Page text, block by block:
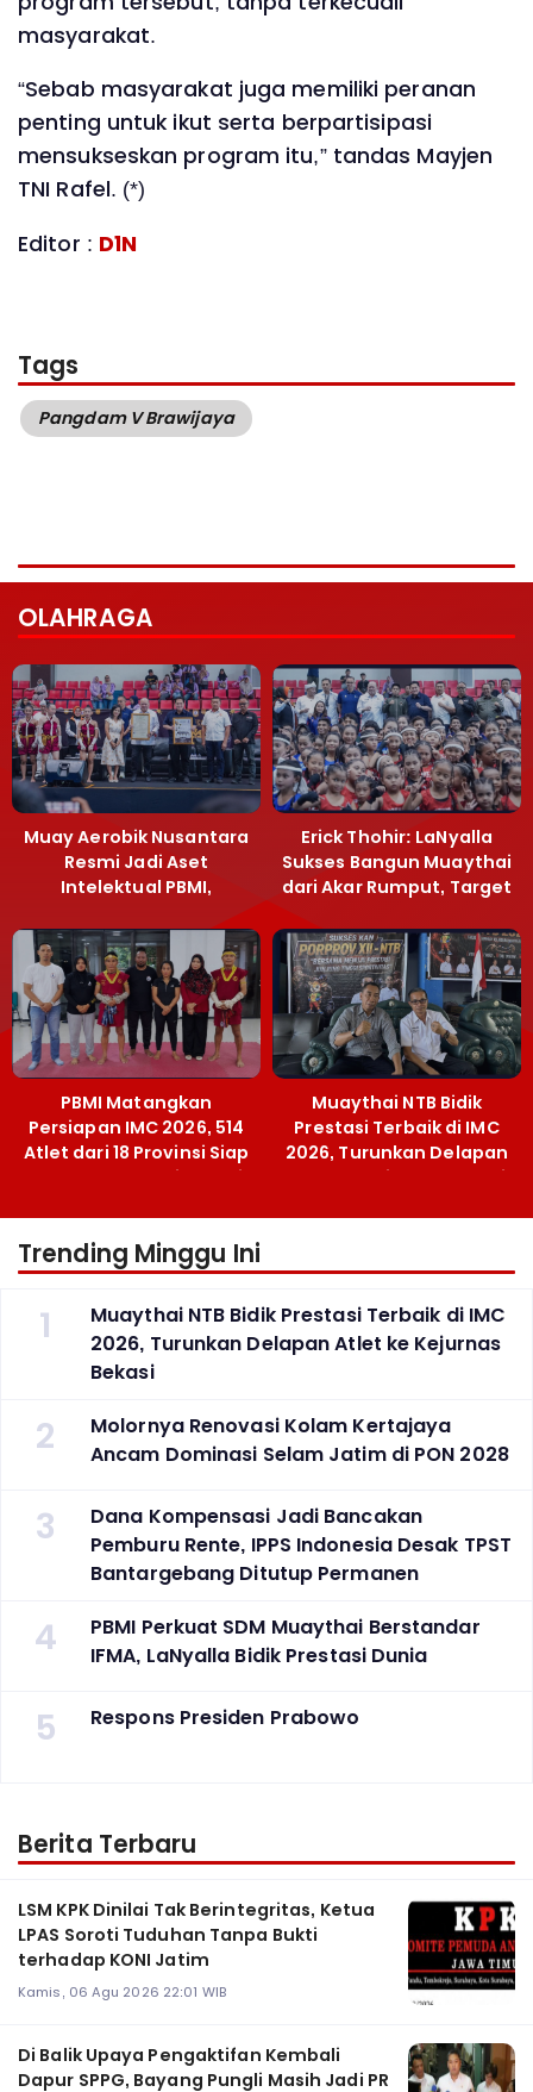
masyarakat.
“Sebab masyarakat juga memiliki peranan
penting untuk ikut serta berpartisipasi
mensukseskan program itu,” tandas Mayjen
TNI Rafel. (*)
Editor : D1N
Tags
Pangdam V Brawijaya
OLAHRAGA
Muay Aerobik Nusantara
Resmi Jadi Aset
Intelektual PBMI,
Terobosan Bangun
Grassroots
Erick Thohir: LaNyalla
Sukses Bangun Muaythai
dari Akar Rumput, Target
PBMI Matangkan
Persiapan IMC 2026, 514
Atlet dari 18 Provinsi Siap
Berlaga Besok di Bekasi
Muaythai NTB Bidik
Prestasi Terbaik di IMC
2026, Turunkan Delapan
Atlet ke Kejurnas Bekasi
Trending Minggu Ini
1
Muaythai NTB Bidik Prestasi Terbaik di IMC
2026, Turunkan Delapan Atlet ke Kejurnas
Bekasi
2
Molornya Renovasi Kolam Kertajaya
Ancam Dominasi Selam Jatim di PON 2028
3
Dana Kompensasi Jadi Bancakan
Pemburu Rente, IPPS Indonesia Desak TPST
Bantargebang Ditutup Permanen
4
PBMI Perkuat SDM Muaythai Berstandar
IFMA, LaNyalla Bidik Prestasi Dunia
5 Respons Presiden Prabowo
Berita Terbaru
LSM KPK Dinilai Tak Berintegritas, Ketua
LPAS Soroti Tuduhan Tanpa Bukti
terhadap KONI Jatim
Kamis, 06 Agu 2026 22:01 WIB
Di Balik Upaya Pengaktifan Kembali
Dapur SPPG, Bayang Pungli Masih Jadi PR